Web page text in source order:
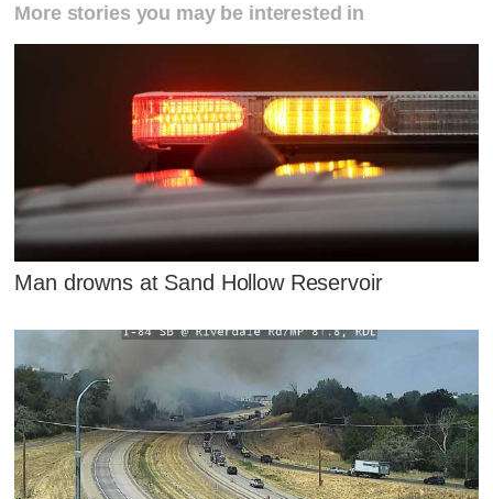
More stories you may be interested in
Man drowns at Sand Hollow Reservoir